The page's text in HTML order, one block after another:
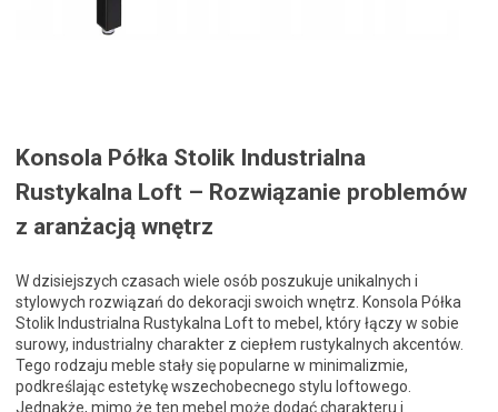
Konsola Półka Stolik Industrialna
Rustykalna Loft – Rozwiązanie problemów
z aranżacją wnętrz
W dzisiejszych czasach wiele osób poszukuje unikalnych i
stylowych rozwiązań do dekoracji swoich wnętrz. Konsola Półka
Stolik Industrialna Rustykalna Loft to mebel, który łączy w sobie
surowy, industrialny charakter z ciepłem rustykalnych akcentów.
Tego rodzaju meble stały się popularne w minimalizmie,
podkreślając estetykę wszechobecnego stylu loftowego.
Jednakże, mimo że ten mebel może dodać charakteru i